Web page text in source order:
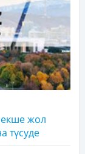
жол
түсуде